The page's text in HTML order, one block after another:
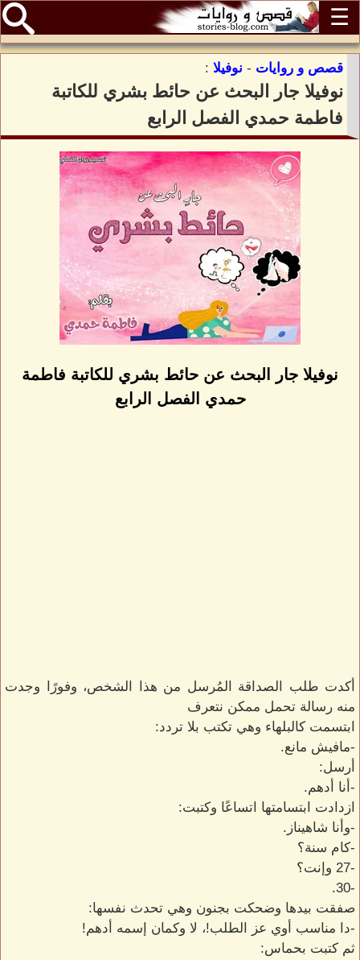
☰
قصص و روايات - نوفيلا :
نوفيلا جار البحث عن حائط بشري للكاتبة
فاطمة حمدي الفصل الرابع
نوفيلا جار البحث عن حائط بشري للكاتبة فاطمة
حمدي الفصل الرابع
أكدت طلب الصداقة المُرسل من هذا الشخص، وفورًا وجدت
منه رسالة تحمل ممكن نتعرف
ابتسمت كالبلهاء وهي تكتب بلا تردد:
-مافيش مانع.
أرسل:
-أنا أدهم.
ازدادت ابتسامتها اتساعًا وكتبت:
-وأنا شاهيناز.
-كام سنة؟
-27 وإنت؟
-30.
صفقت بيدها وضحكت بجنون وهي تحدث نفسها:
-دا مناسب أوي عز الطلب!، لا وكمان إسمه أدهم!
ثم كتبت بحماس: